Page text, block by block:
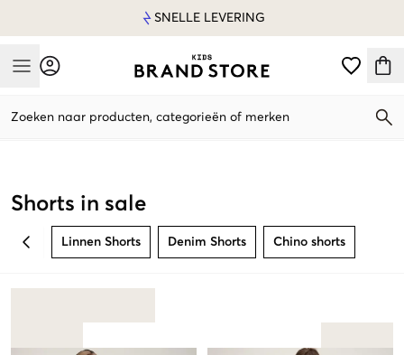
SNELLE LEVERING
Mobile Menu
Zoeken naar producten, categorieën of merken
Shorts in sale
BACK Linnen Shorts Denim Shorts Chino shorts